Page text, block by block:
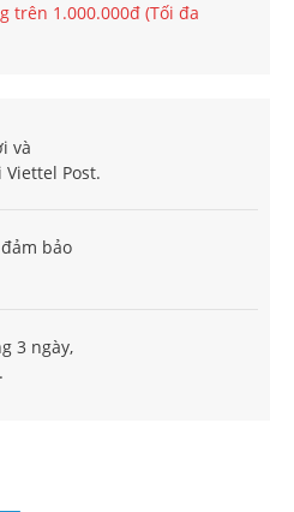
trên 1.000.000đ (Tối đa
và
Post.
bảo
3 ngày,